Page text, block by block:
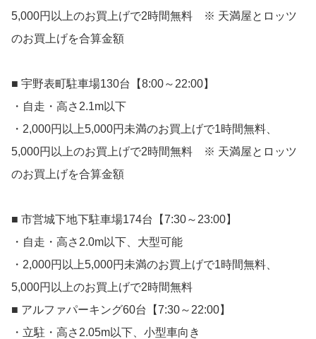
5,000円以上のお買上げで2時間無料 ※ 天満屋とロッツ
のお買上げを合算金額
■ 宇野表町駐車場130台【8:00～22:00】
・自走・高さ2.1m以下
・2,000円以上5,000円未満のお買上げで1時間無料、
5,000円以上のお買上げで2時間無料 ※ 天満屋とロッツ
のお買上げを合算金額
■ 市営城下地下駐車場174台【7:30～23:00】
・自走・高さ2.0m以下、大型可能
・2,000円以上5,000円未満のお買上げで1時間無料、
5,000円以上のお買上げで2時間無料
■ アルファパーキング60台【7:30～22:00】
・立駐・高さ2.05m以下、小型車向き